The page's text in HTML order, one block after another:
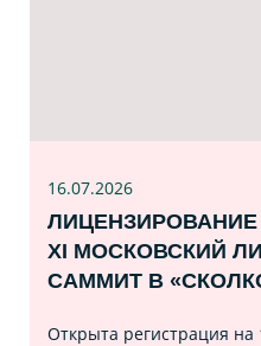
16.07.2026
XI МОСКОВСКИЙ
САММИТ В
Открыта регистрация на